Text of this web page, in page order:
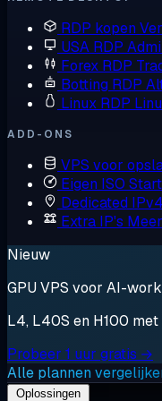
RDP kopen
USA RDP
Forex RDP
Botting RDP
Linux RDP
ADD-ONS
VPS voor
Eigen ISO
Dedicated IPv4
Extra IP's
Nieuw
GPU VPS voor AI-
L4, L40S en H100
Probeer 1 uur gratis →
Alle plannen